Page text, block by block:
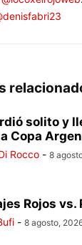
solito y
Copa
Rocco - 8
Rojos vs.
- 8 agosto,